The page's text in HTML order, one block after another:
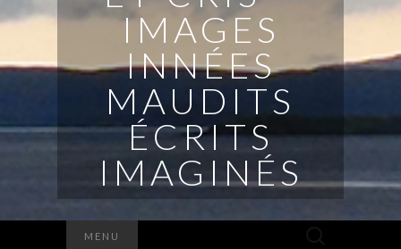
IMAGES
INNÉES
MAUDITS
ÉCRITS
IMAGINÉS
MENU